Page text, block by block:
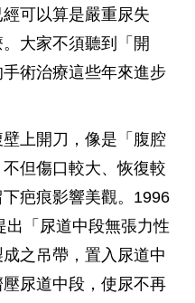
可以算是嚴重尿失
大家不須聽到「開
術治療這些年來進步
上開刀，像是「腹腔
但傷口較大、恢復較
疤痕影響美觀。1996
出「尿道中段無張力性
之吊帶，置入尿道中
尿道中段，使尿不再